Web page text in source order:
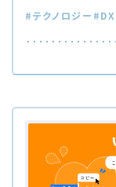
#テクノロジー #DX